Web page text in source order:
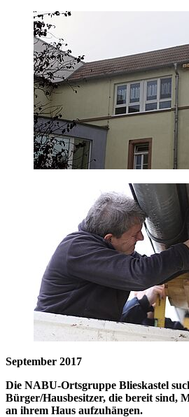
September 2017
Die NABU-Ortsgruppe Blieskastel
Bürger/Hausbesitzer, die bereit sind,
an ihrem Haus aufzuhängen.